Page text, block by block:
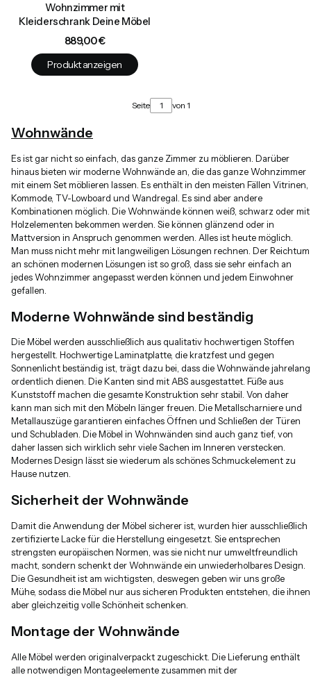
Wohnzimmer mit
Kleiderschrank Deine Möbel
Preis
889,00 €
Produkt anzeigen
Seite von 1
Wohnwände
Es ist gar nicht so einfach, das ganze Zimmer zu möblieren. Darüber
hinaus bieten wir moderne Wohnwände an, die das ganze Wohnzimmer
mit einem Set möblieren lassen. Es enthält in den meisten Fällen Vitrinen,
Kommode, TV-Lowboard und Wandregal. Es sind aber andere
Kombinationen möglich. Die Wohnwände können weiß, schwarz oder mit
Holzelementen bekommen werden. Sie können glänzend oder in
Mattversion in Anspruch genommen werden. Alles ist heute möglich.
Man muss nicht mehr mit langweiligen Lösungen rechnen. Der Reichtum
an schönen modernen Lösungen ist so groß, dass sie sehr einfach an
jedes Wohnzimmer angepasst werden können und jedem Einwohner
gefallen.
Moderne Wohnwände sind beständig
Die Möbel werden ausschließlich aus qualitativ hochwertigen Stoffen
hergestellt. Hochwertige Laminatplatte, die kratzfest und gegen
Sonnenlicht beständig ist, trägt dazu bei, dass die Wohnwände jahrelang
ordentlich dienen. Die Kanten sind mit ABS ausgestattet. Füße aus
Kunststoff machen die gesamte Konstruktion sehr stabil. Von daher
kann man sich mit den Möbeln länger freuen. Die Metallscharniere und
Metallauszüge garantieren einfaches Öffnen und Schließen der Türen
und Schubladen. Die Möbel in Wohnwänden sind auch ganz tief, von
daher lassen sich wirklich sehr viele Sachen im Inneren verstecken.
Modernes Design lässt sie wiederum als schönes Schmuckelement zu
Hause nutzen.
Sicherheit der Wohnwände
Damit die Anwendung der Möbel sicherer ist, wurden hier ausschließlich
zertifizierte Lacke für die Herstellung eingesetzt. Sie entsprechen
strengsten europäischen Normen, was sie nicht nur umweltfreundlich
macht, sondern schenkt der Wohnwände ein unwiederholbares Design.
Die Gesundheit ist am wichtigsten, deswegen geben wir uns große
Mühe, sodass die Möbel nur aus sicheren Produkten entstehen, die ihnen
aber gleichzeitig volle Schönheit schenken.
Montage der Wohnwände
Alle Möbel werden originalverpackt zugeschickt. Die Lieferung enthält
alle notwendigen Montageelemente zusammen mit der